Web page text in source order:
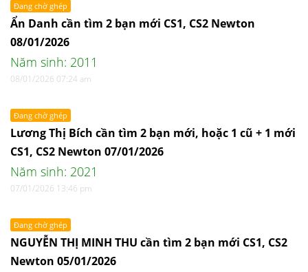
Đang chờ ghép
Ẩn Danh cần tìm 2 bạn mới CS1, CS2 Newton
08/01/2026
Năm sinh: 2011
08/01/2026 07:24 am
Đang chờ ghép
Lương Thị Bích cần tìm 2 bạn mới, hoặc 1 cũ + 1 mới
CS1, CS2 Newton 07/01/2026
Năm sinh: 2021
07/01/2026 13:46 pm
Đang chờ ghép
NGUYỄN THỊ MINH THU cần tìm 2 bạn mới CS1, CS2
Newton 05/01/2026